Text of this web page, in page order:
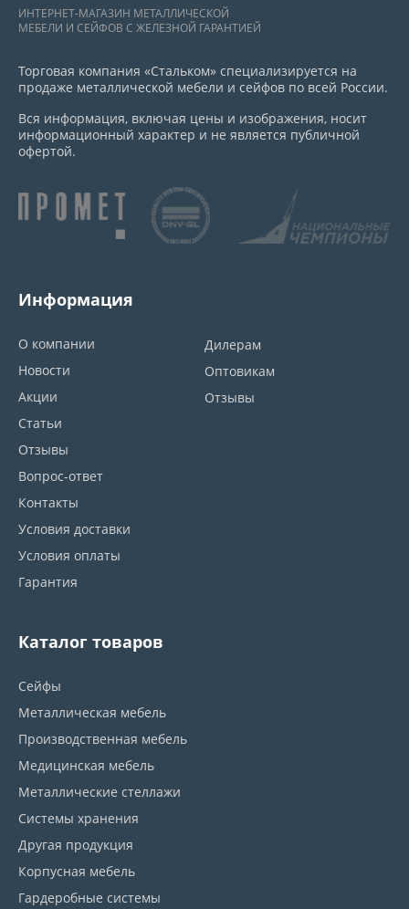
ИНТЕРНЕТ-МАГАЗИН МЕТАЛЛИЧЕСКОЙ
МЕБЕЛИ И СЕЙФОВ С ЖЕЛЕЗНОЙ ГАРАНТИЕЙ
Торговая компания «Стальком» специализируется на
продаже металлической мебели и сейфов по всей России.
Вся информация, включая цены и изображения, носит
информационный характер и не является публичной
офертой.
Информация
О компании
Новости
Акции
Статьи
Отзывы
Вопрос-ответ
Контакты
Условия доставки
Условия оплаты
Гарантия
Дилерам
Оптовикам
Отзывы
Каталог товаров
Сейфы
Металлическая мебель
Производственная мебель
Медицинская мебель
Металлические стеллажи
Системы хранения
Другая продукция
Корпусная мебель
Гардеробные системы